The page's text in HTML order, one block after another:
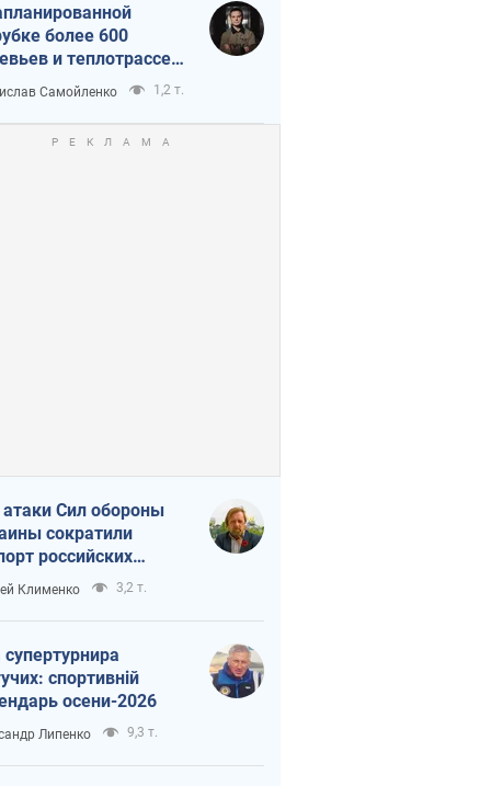
более 600
и теплотрассе:
на
в Киеве
Самойленко 1,2 т.
атаки Сил обороны
сократили
российских
Клименко 3,2 т.
спортивній
осени-2026
Липенко 9,3 т.